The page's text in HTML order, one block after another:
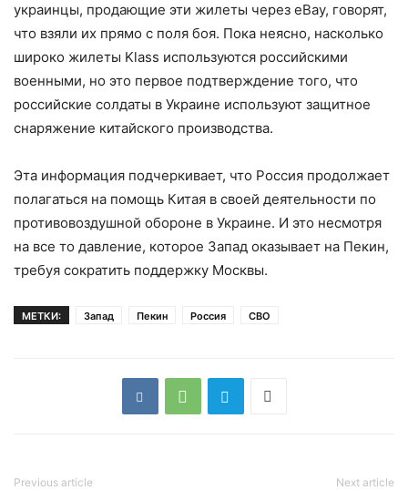
украинцы, продающие эти жилеты через eBay, говорят,
что взяли их прямо с поля боя. Пока неясно, насколько
широко жилеты Klass используются российскими
военными, но это первое подтверждение того, что
российские солдаты в Украине используют защитное
снаряжение китайского производства.
Эта информация подчеркивает, что Россия продолжает
полагаться на помощь Китая в своей деятельности по
противовоздушной обороне в Украине. И это несмотря
на все то давление, которое Запад оказывает на Пекин,
требуя сократить поддержку Москвы.
МЕТКИ: Запад Пекин Россия СВО
Previous article Next article